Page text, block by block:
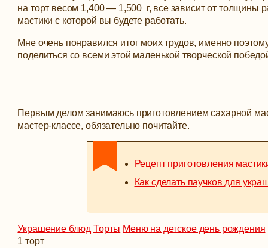
на торт весом 1,400 — 1,500 г, все зависит от толщины
мастики с которой вы будете работать.
Мне очень понравился итог моих трудов, именно
поделиться со всеми этой маленькой творческой
Первым делом занимаюсь приготовлением сахарной
мастер-классе, обязательно почитайте.
Рецепт приготовления
Как сделать паучков для
Украшение блюд Торты Меню на детское день рождения
1 торт